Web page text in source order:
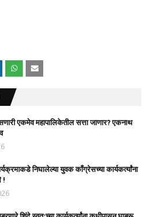
एकमेव महापालिकेतील सत्ता जाणार? एकनाथ
निघालेल्या युवक काँग्रेसच्या कार्यकर्त्यांना
!